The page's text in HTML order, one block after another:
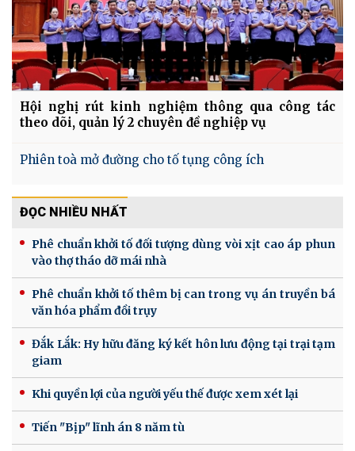
Hội nghị rút kinh nghiệm thông qua công tác
theo dõi, quản lý 2 chuyên đề nghiệp vụ
Phiên toà mở đường cho tố tụng công ích
ĐỌC NHIỀU NHẤT
Phê chuẩn khởi tố đối tượng dùng vòi xịt cao áp phun
vào thợ tháo dỡ mái nhà
Phê chuẩn khởi tố thêm bị can trong vụ án truyền bá
văn hóa phẩm đồi trụy
Đắk Lắk: Hy hữu đăng ký kết hôn lưu động tại trại tạm
giam
Khi quyền lợi của người yếu thế được xem xét lại
Tiến "Bịp" lĩnh án 8 năm tù